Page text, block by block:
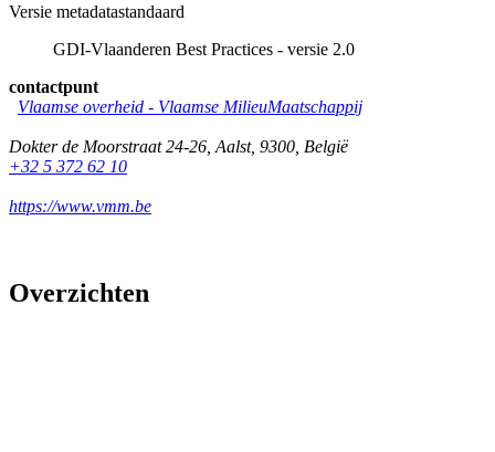
Versie metadatastandaard
GDI-Vlaanderen Best Practices - versie 2.0
contactpunt
Vlaamse overheid - Vlaamse MilieuMaatschappij
Dokter de Moorstraat 24-26 Aalst, 9300 België
+32 5 372 62 10
https://www.vmm.be
Overzichten